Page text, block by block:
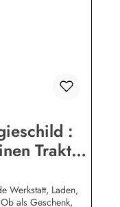
:
Traktor
Werkstatt, Laden,
als Geschenk,